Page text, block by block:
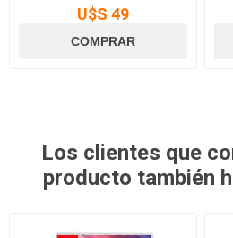
U$S 49
Los clientes que
producto también